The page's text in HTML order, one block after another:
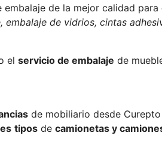
embalaje de la mejor calidad para
de vidrios, cintas
el servicio de embalaje de
de mobiliario desde
tipos de camionetas y